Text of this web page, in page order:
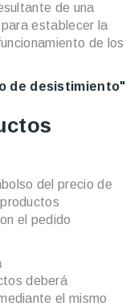
de una
establecer la
de los
de desistimiento"
del precio de
el pedido
deberá
el mismo